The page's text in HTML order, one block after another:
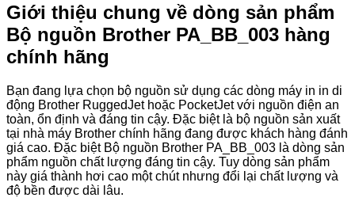
Giới thiệu chung về dòng sản phẩm
Bộ nguồn Brother PA_BB_003 hàng
chính hãng
Bạn đang lựa chọn bộ nguồn sử dụng các dòng máy in in di
động Brother RuggedJet hoặc PocketJet với nguồn điện an
toàn, ổn định và đáng tin cậy. Đặc biệt là bộ nguồn sản xuất
tại nhà máy Brother chính hãng đang được khách hàng đánh
giá cao. Đặc biệt Bộ nguồn Brother PA_BB_003 là dòng sản
phẩm nguồn chất lượng đáng tin cậy. Tuy dòng sản phẩm
này giá thành hơi cao một chút nhưng đổi lại chất lượng và
độ bền được dài lâu.